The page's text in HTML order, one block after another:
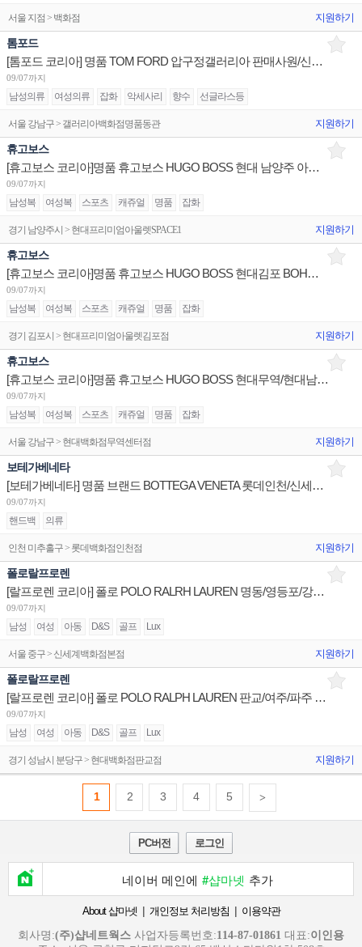
서울 지점 > 백화점 지원하기
톰포드
[톰포드 코리아] 명품 TOM FORD 압구정갤러리아 판매사원/신세계본점 부점장/신세계동부산 주니어 채용
09/07까지
남성의류 여성의류 잡화 악세사리 향수 선글라스등
서울 강남구 > 갤러리아백화점명품동관 지원하기
휴고보스
[휴고보스 코리아]명품 휴고보스 HUGO BOSS 현대 남양주 아울렛 점장 채용
09/07까지
남성복 여성복 스포츠 캐쥬얼 명품 잡화
경기 남양주시 > 현대프리미엄아울렛SPACE1 지원하기
휴고보스
[휴고보스 코리아]명품 휴고보스 HUGO BOSS 현대김포 BOH사원/신세계여주, 잠실월드타워 판매사원 채용
09/07까지
남성복 여성복 스포츠 캐쥬얼 명품 잡화
경기 김포시 > 현대프리미엄아울렛김포점 지원하기
휴고보스
[휴고보스 코리아]명품 휴고보스 HUGO BOSS 현대무역/현대남양주/현대대구 판매사원 채용
09/07까지
남성복 여성복 스포츠 캐쥬얼 명품 잡화
서울 강남구 > 현대백화점무역센터점 지원하기
보테가베네타
[보테가베네타] 명품 브랜드 BOTTEGA VENETA 롯데인천/신세계경기/신세계강남 판매사원 채용
09/07까지
핸드백 의류
인천 미추홀구 > 롯데백화점인천점 지원하기
폴로랄프로렌
[랄프로렌 코리아] 폴로 POLO RALRH LAUREN 명동/영등포/강남 점장/부매니저/판매사원 채용
09/07까지
남성 여성 아동 D&S 골프 Lux
서울 중구 > 신세계백화점본점 지원하기
폴로랄프로렌
[랄프로렌 코리아] 폴로 POLO RALPH LAUREN 판교/여주/파주 매장 부매니저/판매사원 채용
09/07까지
남성 여성 아동 D&S 골프 Lux
경기 성남시 분당구 > 현대백화점판교점 지원하기
1 2 3 4 5 >
PC버전 로그인
네이버 메인에 #샵마넷 추가
About 샵마넷 | 개인정보 처리방침 | 이용약관
회사명:(주)샵네트웍스 사업자등록번호:114-87-01861 대표:이인용